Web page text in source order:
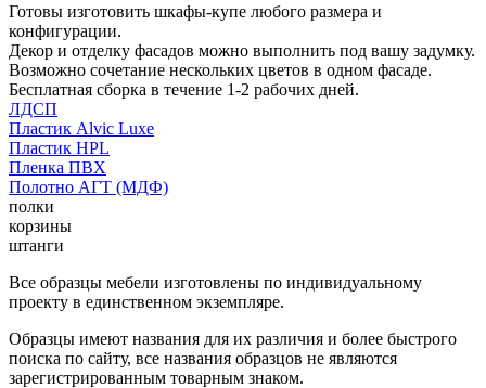
Готовы изготовить шкафы-купе любого размера и
конфигурации.
Декор и отделку фасадов можно выполнить под вашу задумку.
Возможно сочетание нескольких цветов в одном фасаде.
Бесплатная сборка в течение 1-2 рабочих дней.
ЛДСП
Пластик Alvic Luxe
Пластик HPL
Пленка ПВХ
Полотно АГТ (МДФ)
полки
корзины
штанги
Все образцы мебели изготовлены по индивидуальному
проекту в единственном экземпляре.
Образцы имеют названия для их различия и более быстрого
поиска по сайту, все названия образцов не являются
зарегистрированным товарным знаком.